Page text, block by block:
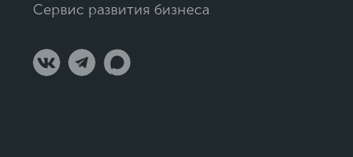
Сервис развития бизнеса